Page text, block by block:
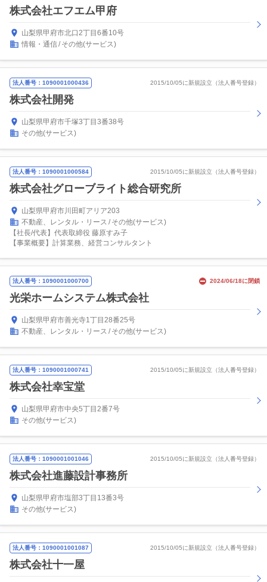
株式会社エフエム甲府
山梨県甲府市北口2丁目6番10号
情報・通信 その他(サービス)
法人番号：1090001000436 2015/10/05に新規設立（法人番号登録）
株式会社開発
山梨県甲府市千塚3丁目3番38号
その他(サービス)
法人番号：1090001000584 2015/10/05に新規設立（法人番号登録）
株式会社グローブライト総合研究所
山梨県甲府市川田町アリア203
不動産、レンタル・リース
その他(サービス)
【社長/代表】代表取締役 藤原すみ子
【事業概要】計算業務、経営コンサルタント
法人番号：1090001000700 2024/06/18に閉鎖
光栄ホームシステム株式会社
山梨県甲府市善光寺1丁目28番25号
不動産、レンタル・リース
その他(サービス)
法人番号：1090001000741 2015/10/05に新規設立（法人番号登録）
株式会社幸宝堂
山梨県甲府市中央5丁目2番7号
その他(サービス)
法人番号：1090001001046 2015/10/05に新規設立（法人番号登録）
株式会社進藤設計事務所
山梨県甲府市塩部3丁目13番3号
その他(サービス)
法人番号：1090001001087 2015/10/05に新規設立（法人番号登録）
株式会社十一屋